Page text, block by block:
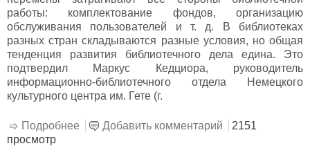
работы: комплектование фондов, организацию
обслуживания пользователей и т. д. В библиотеках
разных стран складываются разные условия, но общая
тенденция развития библиотечного дела едина. Это
подтвердил Маркус Кедциора, руководитель
информационно-библиотечного отдела Немецкого
культурного центра им. Гете (г.
Подробнее о Современные тенденции развития
Добавить комментарий
2151
просмотр